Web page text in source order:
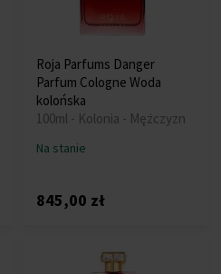
Roja Parfums Danger
Parfum Cologne Woda
kolońska
100ml - Kolonia - Mężczyzn
Na stanie
845,00 zł